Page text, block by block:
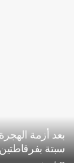
بعد أزمة
سبتة